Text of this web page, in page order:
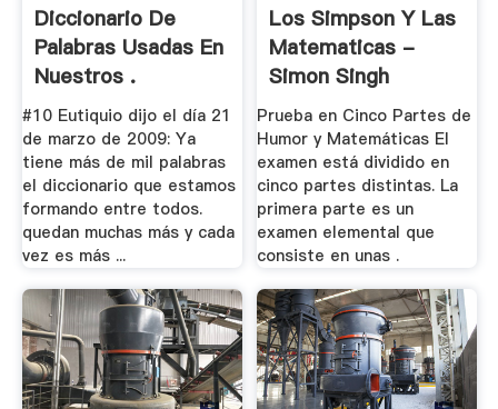
Diccionario De
Palabras Usadas En
Nuestros .
#10 Eutiquio dijo el día 21
de marzo de 2009: Ya
tiene más de mil palabras
el diccionario que estamos
formando entre todos.
quedan muchas más y cada
vez es más ...
Los Simpson Y Las
Matematicas -
Simon Singh
Prueba en Cinco Partes de
Humor y Matemáticas El
examen está dividido en
cinco partes distintas. La
primera parte es un
examen elemental que
consiste en unas .